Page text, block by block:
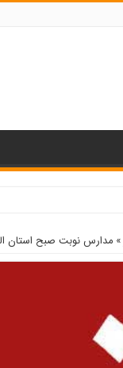
» مدارس نوبت صبح استان